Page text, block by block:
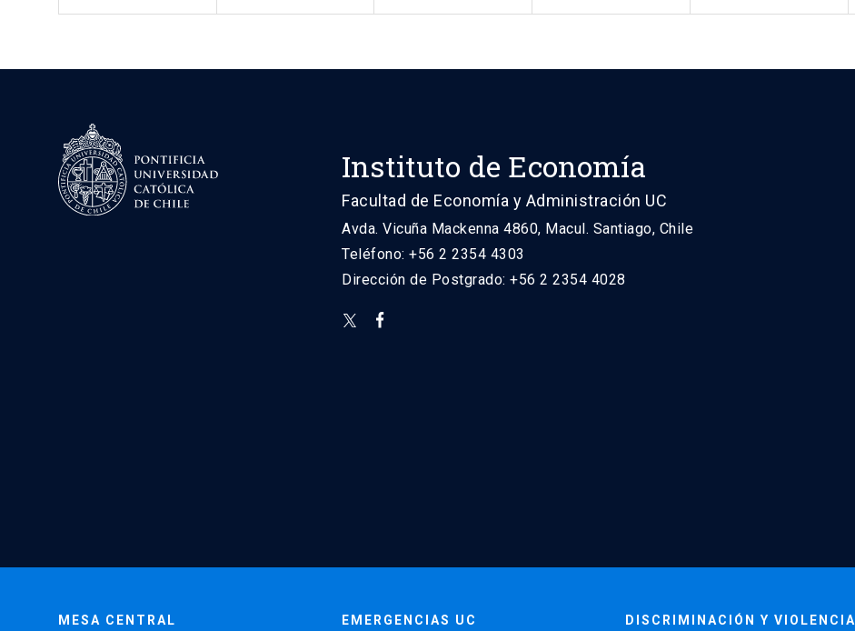
Instituto de Economía
Facultad de Economía y Administración UC
Avda. Vicuña Mackenna 4860, Macul. Santiago, Chile
Teléfono: +56 2 2354 4303
Dirección de Postgrado: +56 2 2354 4028
MESA CENTRAL EMERGENCIAS UC DISCRIMINACIÓN Y VIOLENCIA